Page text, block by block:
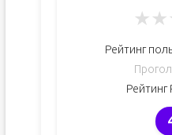
★★
Рейтинг
Рейтинг